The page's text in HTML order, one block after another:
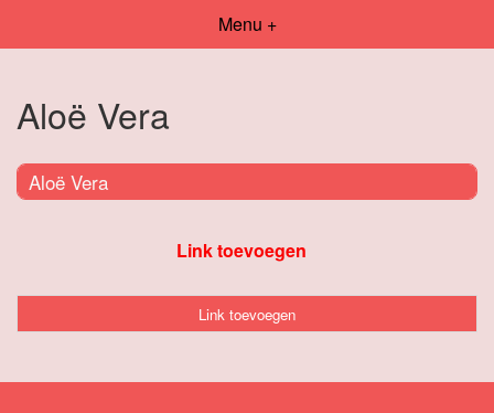
Menu +
Aloë Vera
Aloë Vera
Link toevoegen
Link toevoegen